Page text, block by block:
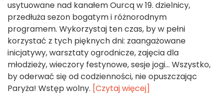
usytuowane nad kanałem Ourcq w 19. dzielnicy,
przedłuża sezon bogatym i różnorodnym
programem. Wykorzystaj ten czas, by w pełni
korzystać z tych pięknych dni: zaangażowane
inicjatywy, warsztaty ogrodnicze, zajęcia dla
młodzieży, wieczory festynowe, sesje jogi… Wszystko,
by oderwać się od codzienności, nie opuszczając
Paryża! Wstęp wolny. [Czytaj więcej]